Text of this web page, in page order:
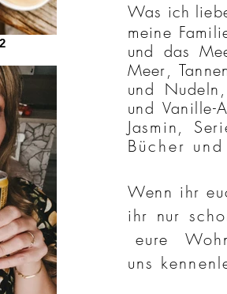
Was ich
meine
und das
Meer,
und
und Vanille-
Jasmin,
Bücher
Wenn ihr
ihr nur
eure
uns